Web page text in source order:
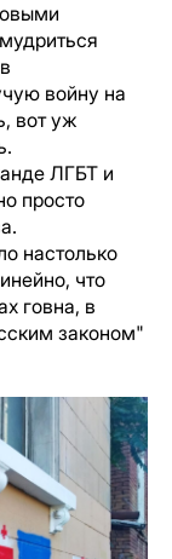
войну на
вот уж
ЛГБТ и
просто
настолько
что
говна, в
законом"